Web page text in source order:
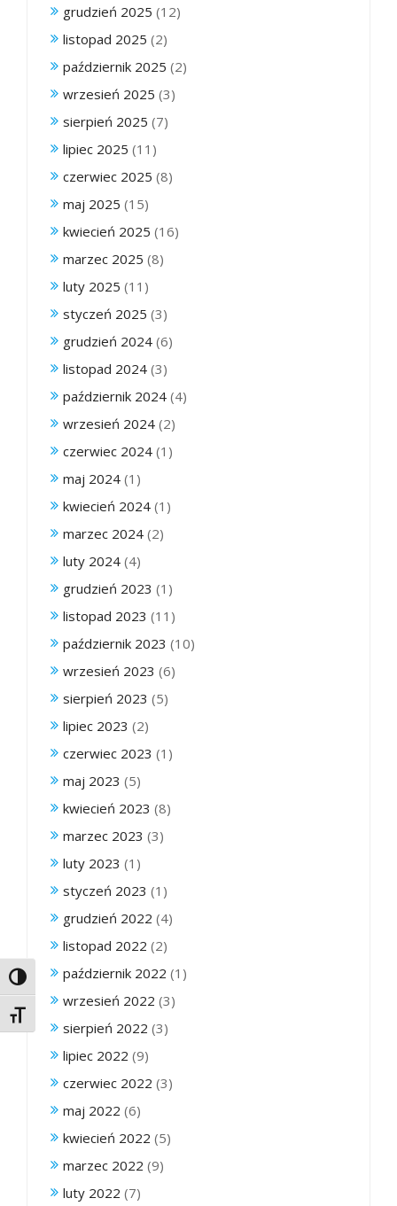
Toggle High Contrast
Toggle Font size
grudzień 2025 (12)
listopad 2025 (2)
październik 2025 (2)
wrzesień 2025 (3)
sierpień 2025 (7)
lipiec 2025 (11)
czerwiec 2025 (8)
maj 2025 (15)
kwiecień 2025 (16)
marzec 2025 (8)
luty 2025 (11)
styczeń 2025 (3)
grudzień 2024 (6)
listopad 2024 (3)
październik 2024 (4)
wrzesień 2024 (2)
czerwiec 2024 (1)
maj 2024 (1)
kwiecień 2024 (1)
marzec 2024 (2)
luty 2024 (4)
grudzień 2023 (1)
listopad 2023 (11)
październik 2023 (10)
wrzesień 2023 (6)
sierpień 2023 (5)
lipiec 2023 (2)
czerwiec 2023 (1)
maj 2023 (5)
kwiecień 2023 (8)
marzec 2023 (3)
luty 2023 (1)
styczeń 2023 (1)
grudzień 2022 (4)
listopad 2022 (2)
październik 2022 (1)
wrzesień 2022 (3)
sierpień 2022 (3)
lipiec 2022 (9)
czerwiec 2022 (3)
maj 2022 (6)
kwiecień 2022 (5)
marzec 2022 (9)
luty 2022 (7)